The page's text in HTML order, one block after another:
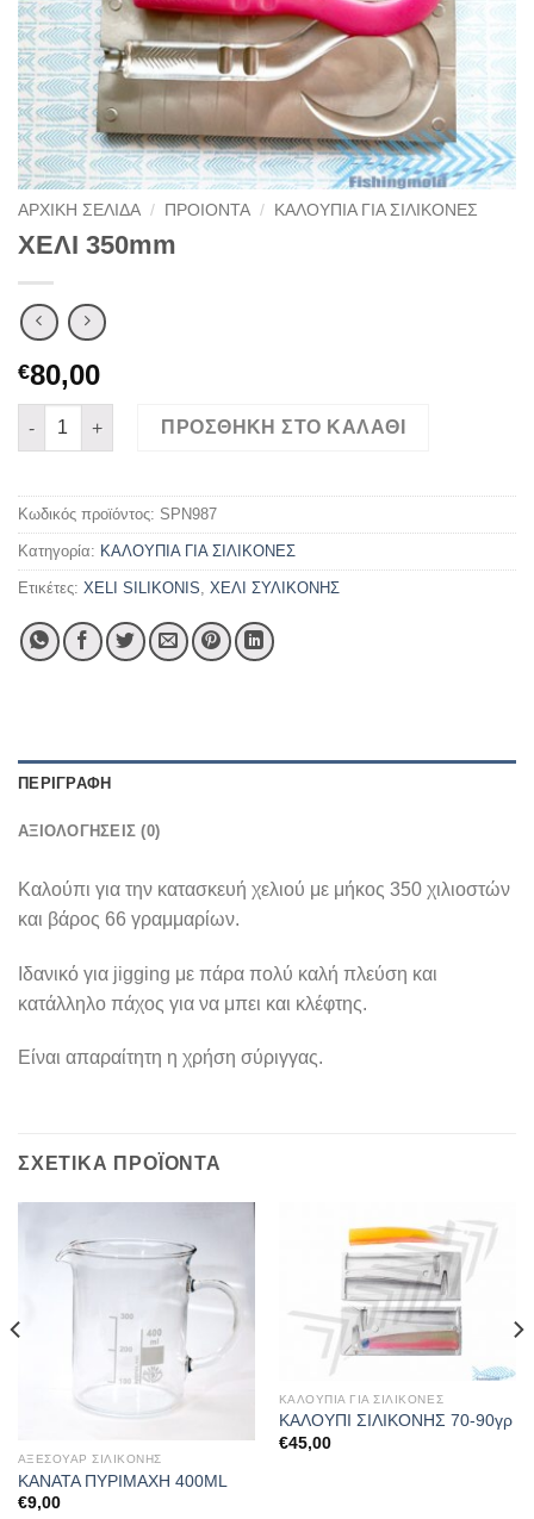
ΑΡΧΙΚΉ ΣΕΛΊΔΑ / ΠΡΟΙΟΝΤΑ / ΚΑΛΟΥΠΙΑ ΓΙΑ ΣΙΛΙΚΟΝΕΣ
ΧΕΛΙ 350mm
€80,00
ΧΕΛΙ 350mm ποσότητα
ΠΡΟΣΘΉΚΗ ΣΤΟ ΚΑΛΆΘΙ
Κωδικός προϊόντος: SPN987
Κατηγορία: ΚΑΛΟΥΠΙΑ ΓΙΑ ΣΙΛΙΚΟΝΕΣ
Ετικέτες: XELI SILIKONIS ΧΕΛΙ ΣΥΛΙΚΟΝΗΣ
ΠΕΡΙΓΡΑΦΉ
ΑΞΙΟΛΟΓΉΣΕΙΣ (0)
Καλούπι για την κατασκευή χελιού με μήκος 350 χιλιοστών
και βάρος 66 γραμμαρίων.
Ιδανικό για jigging με πάρα πολύ καλή πλεύση και
κατάλληλο πάχος για να μπει και κλέφτης.
Είναι απαραίτητη η χρήση σύριγγας.
ΣΧΕΤΙΚΆ ΠΡΟΪΌΝΤΑ
ΑΞΕΣΟΥΑΡ ΣΙΛΙΚΟΝΗΣ
ΚΑΝΑΤΑ ΠΥΡΙΜΑΧΗ 400ML
€9,00
ΚΑΛΟΥΠΙΑ ΓΙΑ ΣΙΛΙΚΟΝΕΣ
ΚΑΛΟΥΠΙ ΣΙΛΙΚΟΝΗΣ 70-90γρ
€45,00